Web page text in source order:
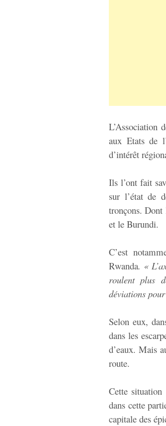
L’Association
aux Etats de
d’intérêt
Ils l’ont fait
sur l’état de
tronçons.
et le Burundi.
C’est
Rwanda. «
roulent plus
déviations
Selon eux,
dans les
d’eaux. Mais
route.
Cette
dans cette
capitale des